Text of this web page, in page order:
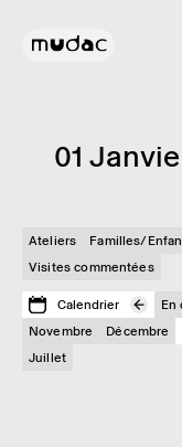
01
Ateliers Familles/
Visites commentées
Calendrier En
Novembre
Décembre
Juillet